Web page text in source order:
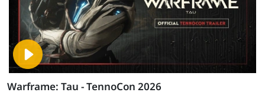
Warframe: Tau - TennoCon 2026